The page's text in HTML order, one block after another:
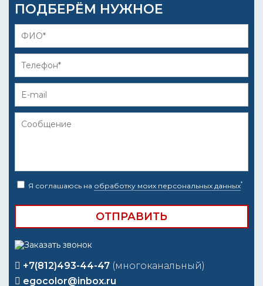
ПОДБЕРЁМ НУЖНОЕ
Я соглашаюсь на обработку моих персональных данных*
+7(812)493-44-47 (многоканальный)
egocolor@inbox.ru